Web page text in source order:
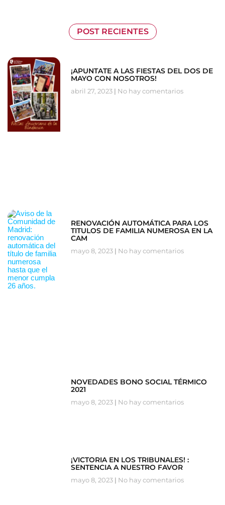
POST RECIENTES
¡APUNTATE A LAS FIESTAS DEL DOS DE
MAYO CON NOSOTROS!
abril 27, 2023 No hay comentarios
RENOVACIÓN AUTOMÁTICA PARA LOS
TITULOS DE FAMILIA NUMEROSA EN LA
CAM
mayo 8, 2023 No hay comentarios
NOVEDADES BONO SOCIAL TÉRMICO
2021
mayo 8, 2023 No hay comentarios
¡VICTORIA EN LOS TRIBUNALES! :
SENTENCIA A NUESTRO FAVOR
mayo 8, 2023 No hay comentarios